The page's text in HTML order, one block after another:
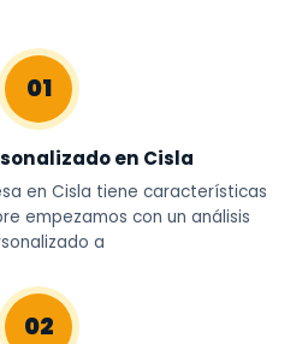
01
en Cisla
en Cisla tiene características
empezamos con un análisis
a
02